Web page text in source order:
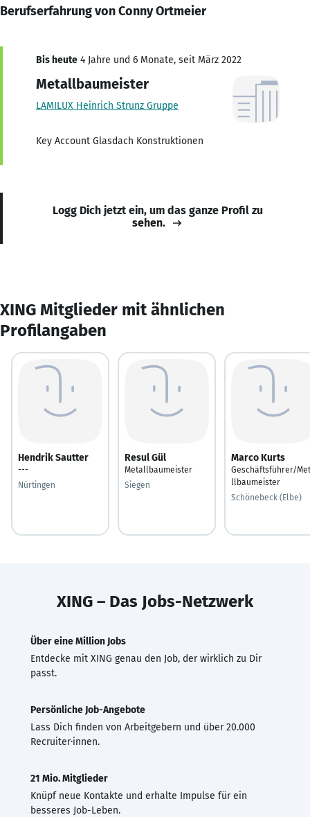
Berufserfahrung von Conny Ortmeier
Bis heute 4 Jahre und 6 Monate, seit März 2022
Metallbaumeister
LAMILUX Heinrich Strunz Gruppe
Key Account Glasdach Konstruktionen
Logg Dich jetzt ein, um das ganze Profil zu
sehen.
XING Mitglieder mit ähnlichen
Profilangaben
Hendrik Sautter
---
Nürtingen
Resul Gül
Metallbaumeister
Siegen
Marco Kurts
Geschäftsführer/
llbaumeister
Schönebeck (Elbe)
XING – Das Jobs-Netzwerk
Über eine Million Jobs
Entdecke mit XING genau den Job, der wirklich zu Dir
passt.
Persönliche Job-Angebote
Lass Dich finden von Arbeitgebern und über 20.000
Recruiter·innen.
21 Mio. Mitglieder
Knüpf neue Kontakte und erhalte Impulse für ein
besseres Job-Leben.